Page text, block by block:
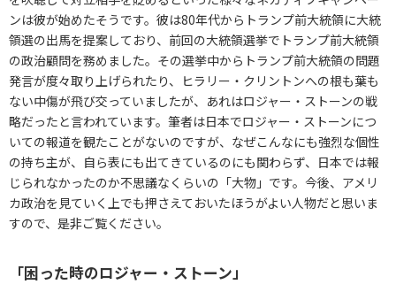
ンは彼が始めたそうです。彼は80年代からトランプ前大統領に大統
領選の出馬を提案しており、前回の大統領選挙でトランプ前大統領
の政治顧問を務めました。その選挙中からトランプ前大統領の問題
発言が度々取り上げられたり、ヒラリー・クリントンへの根も葉も
ない中傷が飛び交っていましたが、あれはロジャー・ストーンの戦
略だったと言われています。筆者は日本でロジャー・ストーンにつ
いての報道を観たことがないのですが、なぜこんなにも強烈な個性
の持ち主が、自ら表にも出てきているのにも関わらず、日本では報
じられなかったのか不思議なくらいの「大物」です。今後、アメリ
カ政治を見ていく上でも押さえておいたほうがよい人物だと思いま
すので、是非ご覧ください。
「困った時のロジャー・ストーン」